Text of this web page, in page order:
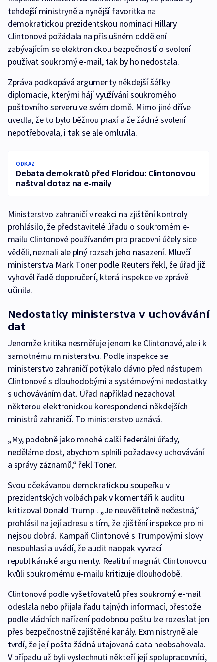
tehdejší ministryně a nynější favoritka na
demokratickou prezidentskou nominaci Hillary
Clintonová požádala na příslušném oddělení
zabývajícím se elektronickou bezpečností o svolení
používat soukromý e-mail, tak by ho nedostala.
Zpráva podkopává argumenty někdejší šéfky
diplomacie, kterými hájí využívání soukromého
poštovního serveru ve svém domě. Mimo jiné dříve
uvedla, že to bylo běžnou praxí a že žádné svolení
nepotřebovala, i tak se ale omluvila.
ODKAZ
Debata demokratů před Floridou: Clintonovou
naštval dotaz na e-maily
Ministerstvo zahraničí v reakci na zjištění kontroly
prohlásilo, že představitelé úřadu o soukromém e-
mailu Clintonové používaném pro pracovní účely sice
věděli, neznali ale plný rozsah jeho nasazení. Mluvčí
ministerstva Mark Toner podle Reuters řekl, že úřad již
vyhověl řadě doporučení, která inspekce ve zprávě
učinila.
Nedostatky ministerstva v uchovávání
dat
Jenomže kritika nesměřuje jenom ke Clintonové, ale i k
samotnému ministerstvu. Podle inspekce se
ministerstvo zahraničí potýkalo dávno před nástupem
Clintonové s dlouhodobými a systémovými nedostatky
s uchováváním dat. Úřad například nezachoval
některou elektronickou korespondenci někdejších
ministrů zahraničí. To ministerstvo uznává.
„My, podobně jako mnohé další federální úřady,
neděláme dost, abychom splnili požadavky uchovávání
a správy záznamů,“ řekl Toner.
Svou očekávanou demokratickou soupeřku v
prezidentských volbách pak v komentáři k auditu
kritizoval Donald Trump . „Je neuvěřitelně nečestná,“
prohlásil na její adresu s tím, že zjištění inspekce pro ni
nejsou dobrá. Kampaň Clintonové s Trumpovými slovy
nesouhlasí a uvádí, že audit naopak vyvrací
republikánské argumenty. Realitní magnát Clintonovou
kvůli soukromému e-mailu kritizuje dlouhodobě.
Clintonová podle vyšetřovatelů přes soukromý e-mail
odeslala nebo přijala řadu tajných informací, přestože
podle vládních nařízení podobnou poštu lze rozesílat jen
přes bezpečnostně zajištěné kanály. Exministryně ale
tvrdí, že její pošta žádná utajovaná data neobsahovala.
V případu už byli vyslechnuti někteří její spolupracovníci,